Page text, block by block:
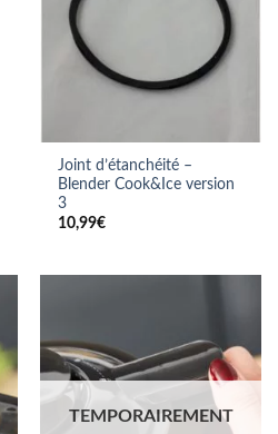
Joint d’étanchéité –
Blender Cook&Ice version
3
10,99€